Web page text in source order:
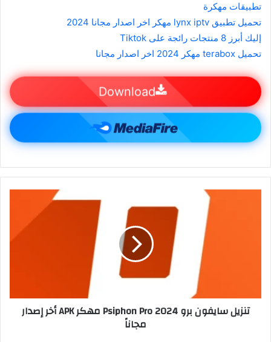
تطبيقات مهكرة
تحميل تطبيق lynx iptv مهكر اخر اصدار مجانا 2024
إليك أبرز 8 منتجات رائجة على Tiktok
تحميل terabox مهكر 2024 اخر اصدار مجانا
Download
تنزيل سايفون برو 2024 Psiphon Pro مهكر APK أخر إصدار
مجاناً